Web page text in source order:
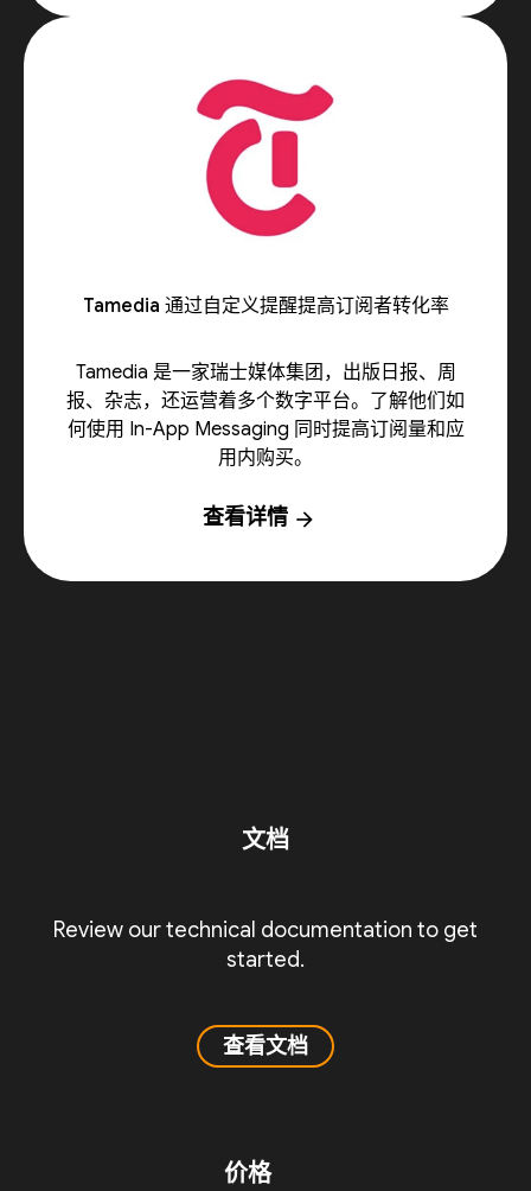
Tamedia 通过自定义提醒提高订阅者转化率
Tamedia 是一家瑞士媒体集团，出版日报、周
报、杂志，还运营着多个数字平台。了解他们如
何使用 In-App Messaging 同时提高订阅量和应
用内购买。
查看详情 arrow_forward
文档
Review our technical documentation to get
started.
查看文档
价格